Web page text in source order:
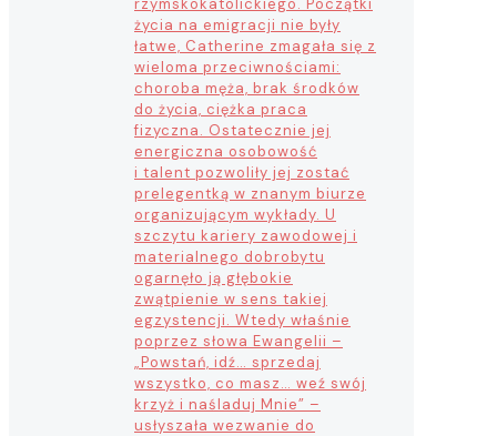
rzymskokatolickiego. Początki
życia na emigracji nie były
łatwe, Catherine zmagała się z
wieloma przeciwnościami:
choroba męża, brak środków
do życia, ciężka praca
fizyczna. Ostatecznie jej
energiczna osobowość
i talent pozwoliły jej zostać
prelegentką w znanym biurze
organizującym wykłady. U
szczytu kariery zawodowej i
materialnego dobrobytu
ogarnęło ją głębokie
zwątpienie w sens takiej
egzystencji. Wtedy właśnie
poprzez słowa Ewangelii –
„Powstań, idź… sprzedaj
wszystko, co masz… weź swój
krzyż i naśladuj Mnie” –
usłyszała wezwanie do